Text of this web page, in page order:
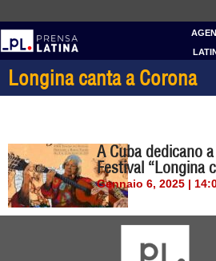
Longina canta a Corona
A Cuba dedicano
Festival “Longina
Gennaio 6, 2025 |